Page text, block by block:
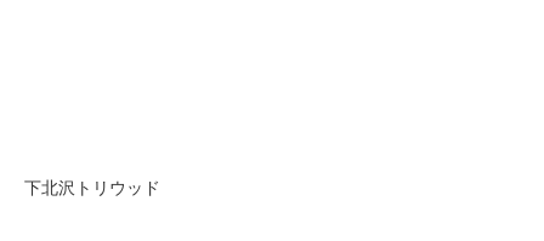
下北沢トリウッド